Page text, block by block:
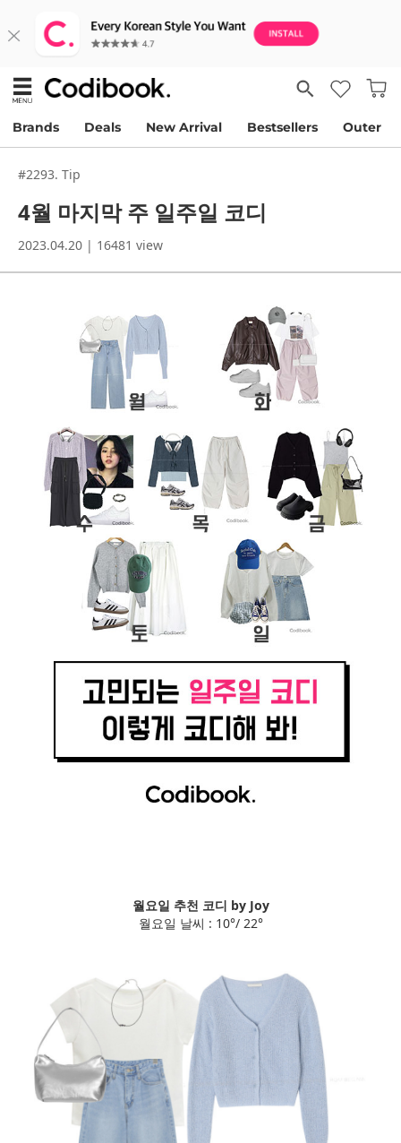
Brands Deals New Arrival Bestsellers Outer
#2293. Tip
4월 마지막 주 일주일 코디
2023.04.20 | 16481 view
월요일 추천 코디 by Joy
월요일 날씨 : 10°/ 22°